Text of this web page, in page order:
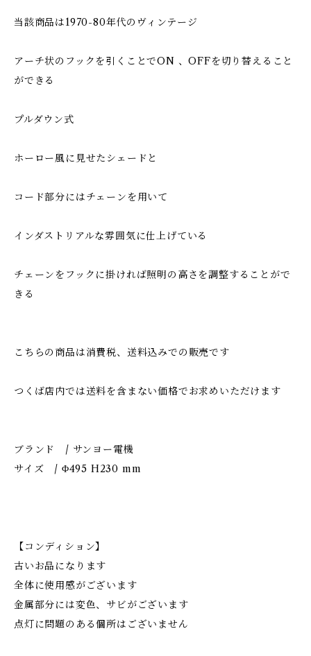
当該商品は1970-80年代のヴィンテージ
アーチ状のフックを引くことでON 、OFFを切り替えること
ができる
プルダウン式
ホーロー風に見せたシェードと
コード部分にはチェーンを用いて
インダストリアルな雰囲気に仕上げている
チェーンをフックに掛ければ照明の高さを調整することがで
きる
こちらの商品は消費税、送料込みでの販売です
つくば店内では送料を含まない価格でお求めいただけます
ブランド / サンヨー電機
サイズ / Φ495 H230 mm
【コンディション】
古いお品になります
全体に使用感がございます
金属部分には変色、サビがございます
点灯に問題のある個所はございません